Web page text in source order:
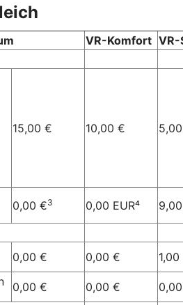
VR-Komfort VR-
15,00 € 10,00 €
0,00 €3 0,00 EUR⁴
0,00 € 0,00 €
0,00 € 0,00 €